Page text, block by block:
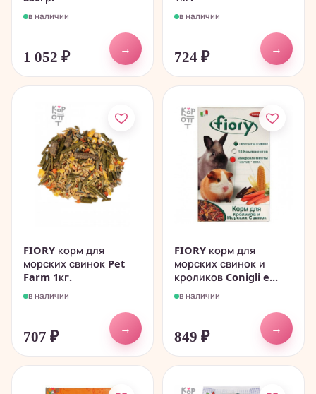
в наличии
1 052 ₽
→
в наличии
724 ₽
→
FIORY корм для
морских свинок Pet
Farm 1кг.
в наличии
707 ₽
→
FIORY корм для
морских свинок и
кроликов Conigli e...
в наличии
849 ₽
→